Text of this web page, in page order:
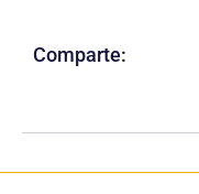
Comparte: